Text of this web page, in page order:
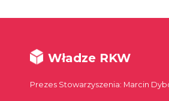
Władze RKW
Prezes Stowarzyszenia: Marcin